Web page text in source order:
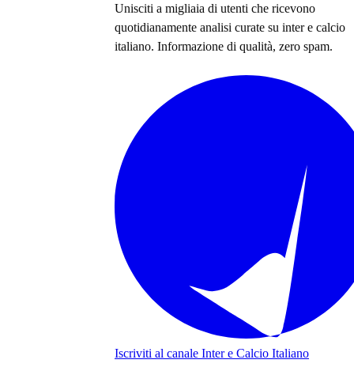
Unisciti a migliaia di utenti che ricevono
quotidianamente analisi curate su inter e calcio
italiano. Informazione di qualità, zero spam.
Iscriviti al canale Inter e Calcio Italiano